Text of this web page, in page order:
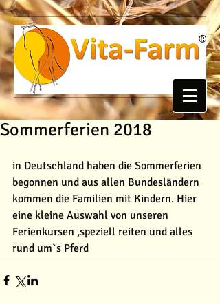
Sommerferien 2018
in Deutschland haben die Sommerferien
begonnen und aus allen Bundesländern
kommen die Familien mit Kindern. Hier
eine kleine Auswahl von unseren
Ferienkursen ,speziell reiten und alles
rund um`s Pferd